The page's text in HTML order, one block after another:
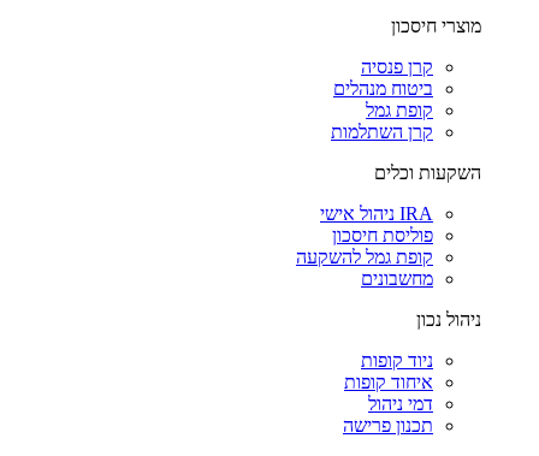
מוצרי חיסכון
קרן פנסיה
ביטוח מנהלים
קופת גמל
קרן השתלמות
השקעות וכלים
IRA ניהול אישי
פוליסת חיסכון
קופת גמל להשקעה
מחשבונים
ניהול נכון
ניוד קופות
איחוד קופות
דמי ניהול
תכנון פרישה